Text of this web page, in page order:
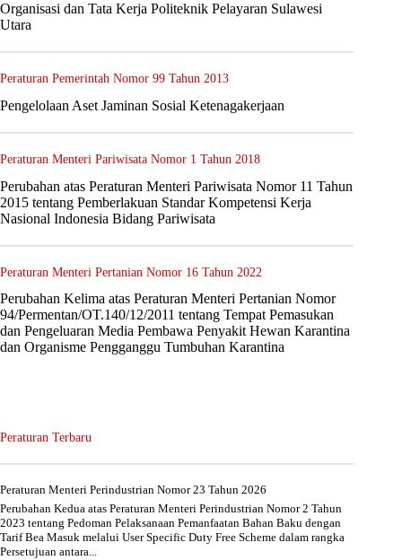
Organisasi dan Tata Kerja Politeknik Pelayaran Sulawesi
Utara
Peraturan Pemerintah Nomor 99 Tahun 2013
Pengelolaan Aset Jaminan Sosial Ketenagakerjaan
Peraturan Menteri Pariwisata Nomor 1 Tahun 2018
Perubahan atas Peraturan Menteri Pariwisata Nomor 11 Tahun
2015 tentang Pemberlakuan Standar Kompetensi Kerja
Nasional Indonesia Bidang Pariwisata
Peraturan Menteri Pertanian Nomor 16 Tahun 2022
Perubahan Kelima atas Peraturan Menteri Pertanian Nomor
94/Permentan/OT.140/12/2011 tentang Tempat Pemasukan
dan Pengeluaran Media Pembawa Penyakit Hewan Karantina
dan Organisme Pengganggu Tumbuhan Karantina
Peraturan Terbaru
Peraturan Menteri Perindustrian Nomor 23 Tahun 2026
Perubahan Kedua atas Peraturan Menteri Perindustrian Nomor 2 Tahun
2023 tentang Pedoman Pelaksanaan Pemanfaatan Bahan Baku dengan
Tarif Bea Masuk melalui User Specific Duty Free Scheme dalam rangka
Persetujuan antara...